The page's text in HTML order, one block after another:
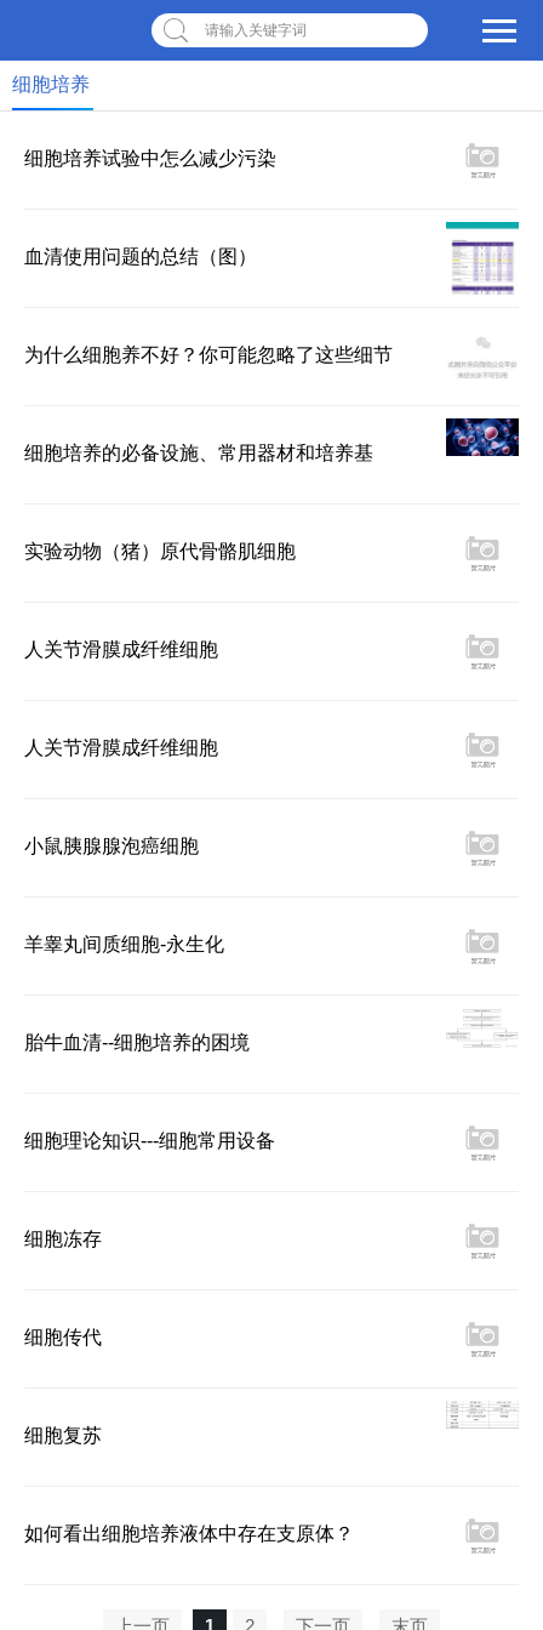
请输入关键字词
细胞培养
细胞培养试验中怎么减少污染
血清使用问题的总结（图）
为什么细胞养不好？你可能忽略了这些细节
细胞培养的必备设施、常用器材和培养基
实验动物（猪）原代骨骼肌细胞
人关节滑膜成纤维细胞
人关节滑膜成纤维细胞
小鼠胰腺腺泡癌细胞
羊睾丸间质细胞-永生化
胎牛血清--细胞培养的困境
细胞理论知识---细胞常用设备
细胞冻存
细胞传代
细胞复苏
如何看出细胞培养液体中存在支原体？
上一页 1 2 下一页 末页